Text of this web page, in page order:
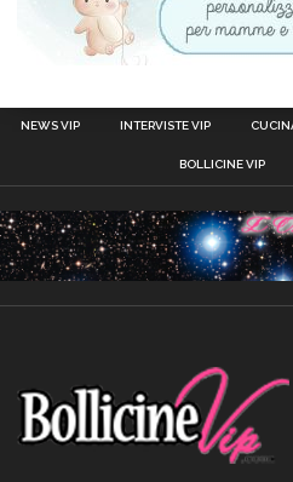
NEWS VIP INTERVISTE VIP
BOLLICINE VIP